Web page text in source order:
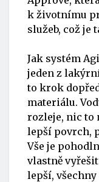
k životnímu
služeb, což je
Jak systém
jeden z
to krok
materiálu.
rozleje, nic to
lepší povrch,
Vše je
vlastně
lepší,